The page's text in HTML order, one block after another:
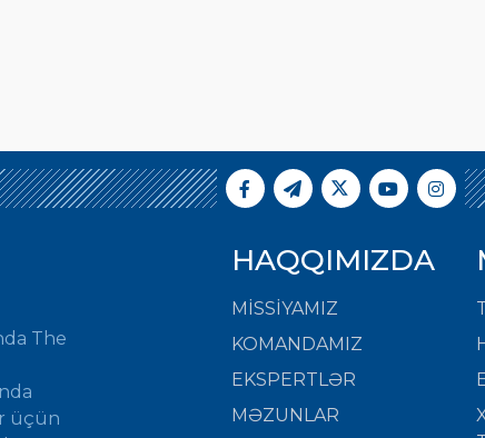
The
üçün
HAQQIMIZDA
MISSIYAMIZ
KOMANDAMIZ
EKSPERTLƏR
MƏZUNLAR